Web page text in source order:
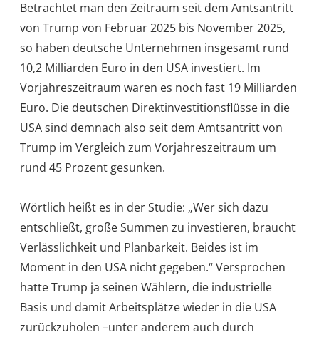
Betrachtet man den Zeitraum seit dem Amtsantritt
von Trump von Februar 2025 bis November 2025,
so haben deutsche Unternehmen insgesamt rund
10,2 Milliarden Euro in den USA investiert. Im
Vorjahreszeitraum waren es noch fast 19 Milliarden
Euro. Die deutschen Direktinvestitionsflüsse in die
USA sind demnach also seit dem Amtsantritt von
Trump im Vergleich zum Vorjahreszeitraum um
rund 45 Prozent gesunken.
Wörtlich heißt es in der Studie: „Wer sich dazu
entschließt, große Summen zu investieren, braucht
Verlässlichkeit und Planbarkeit. Beides ist im
Moment in den USA nicht gegeben.“ Versprochen
hatte Trump ja seinen Wählern, die industrielle
Basis und damit Arbeitsplätze wieder in die USA
zurückzuholen –unter anderem auch durch